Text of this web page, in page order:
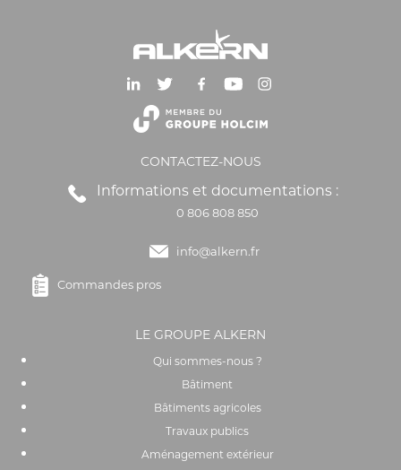
CONTACTEZ-NOUS
Informations et documentations :
0 806 808 850
info@alkern.fr
Commandes pros
LE GROUPE ALKERN
Qui sommes-nous ?
Bâtiment
Bâtiments agricoles
Travaux publics
Aménagement extérieur